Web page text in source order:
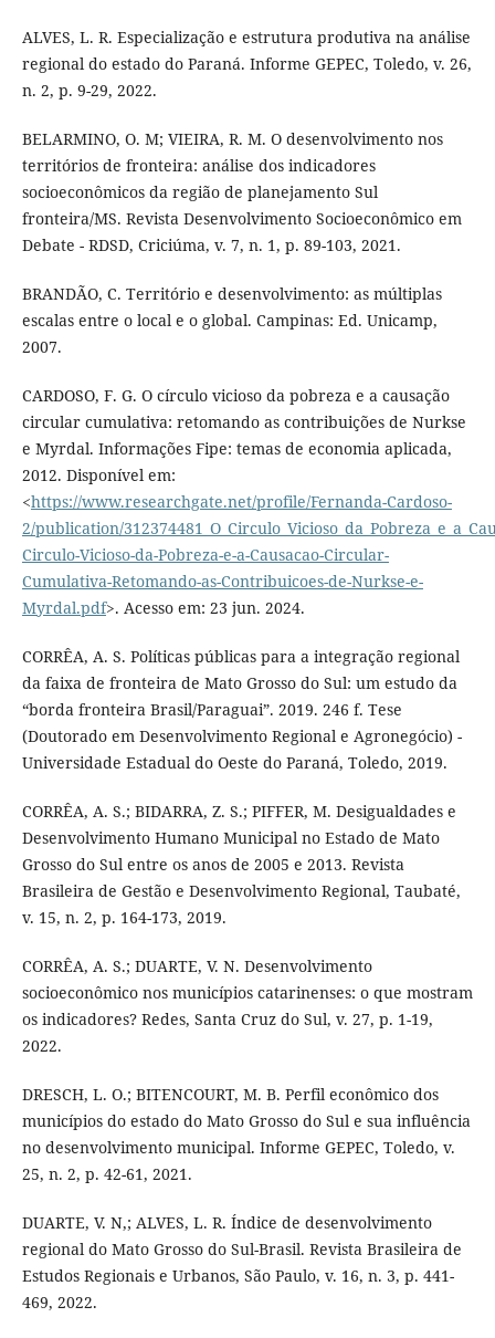
ALVES, L. R. Especialização e estrutura produtiva na análise
regional do estado do Paraná. Informe GEPEC, Toledo, v. 26,
n. 2, p. 9-29, 2022.
BELARMINO, O. M; VIEIRA, R. M. O desenvolvimento nos
territórios de fronteira: análise dos indicadores
socioeconômicos da região de planejamento Sul
fronteira/MS. Revista Desenvolvimento Socioeconômico em
Debate - RDSD, Criciúma, v. 7, n. 1, p. 89-103, 2021.
BRANDÃO, C. Território e desenvolvimento: as múltiplas
escalas entre o local e o global. Campinas: Ed. Unicamp,
2007.
CARDOSO, F. G. O círculo vicioso da pobreza e a causação
circular cumulativa: retomando as contribuições de Nurkse
e Myrdal. Informações Fipe: temas de economia aplicada,
2012. Disponível em:
<https://www.researchgate.net/profile/Fernanda-Cardoso-
2/publication/
Circulo-Vicioso-da-Pobreza-e-a-Causacao-Circular-
Cumulativa-Retomando-as-Contribuicoes-de-Nurkse-e-
Myrdal.pdf>. Acesso em: 23 jun. 2024.
CORRÊA, A. S. Políticas públicas para a integração regional
da faixa de fronteira de Mato Grosso do Sul: um estudo da
“borda fronteira Brasil/Paraguai”. 2019. 246 f. Tese
(Doutorado em Desenvolvimento Regional e Agronegócio) -
Universidade Estadual do Oeste do Paraná, Toledo, 2019.
CORRÊA, A. S.; BIDARRA, Z. S.; PIFFER, M. Desigualdades e
Desenvolvimento Humano Municipal no Estado de Mato
Grosso do Sul entre os anos de 2005 e 2013. Revista
Brasileira de Gestão e Desenvolvimento Regional, Taubaté,
v. 15, n. 2, p. 164-173, 2019.
CORRÊA, A. S.; DUARTE, V. N. Desenvolvimento
socioeconômico nos municípios catarinenses: o que mostram
os indicadores? Redes, Santa Cruz do Sul, v. 27, p. 1-19,
2022.
DRESCH, L. O.; BITENCOURT, M. B. Perfil econômico dos
municípios do estado do Mato Grosso do Sul e sua influência
no desenvolvimento municipal. Informe GEPEC, Toledo, v.
25, n. 2, p. 42-61, 2021.
DUARTE, V. N,; ALVES, L. R. Índice de desenvolvimento
regional do Mato Grosso do Sul-Brasil. Revista Brasileira de
Estudos Regionais e Urbanos, São Paulo, v. 16, n. 3, p. 441-
469, 2022.